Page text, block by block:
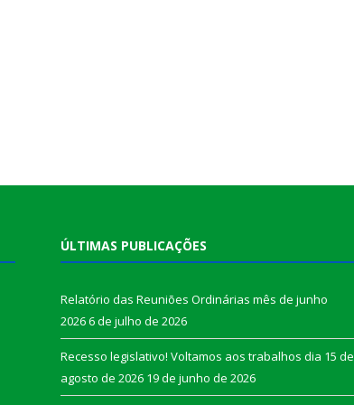
ÚLTIMAS PUBLICAÇÕES
Relatório das Reuniões Ordinárias mês de junho
20266 de julho de 2026
Recesso legislativo! Voltamos aos trabalhos dia 15 de
agosto de 2026 19 de junho de 2026